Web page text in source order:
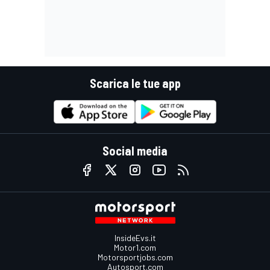
Scarica le tue app
Social media
InsideEvs.it
Motor1.com
Motorsportjobs.com
Autosport.com